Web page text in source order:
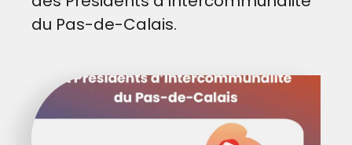
du Pas-de-Calais.